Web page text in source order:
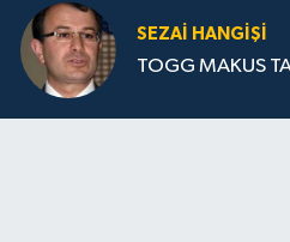
SEZAI HANGİŞİ
TOGG MAKUS